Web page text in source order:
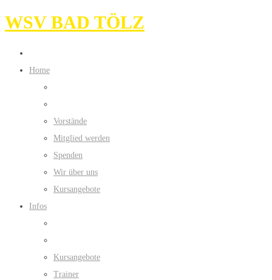
WSV BAD TÖLZ
Home
Vorstände
Mitglied werden
Spenden
Wir über uns
Kursangebote
Infos
Kursangebote
Trainer